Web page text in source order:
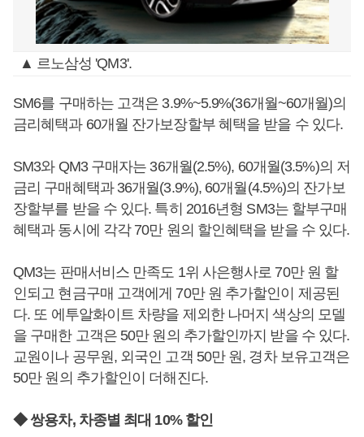
▲ 르노삼성 'QM3'.
SM6를 구매하는 고객은 3.9%~5.9%(36개월~60개월)의
금리혜택과 60개월 잔가보장할부 혜택을 받을 수 있다.
SM3와 QM3 구매자는 36개월(2.5%), 60개월(3.5%)의 저
금리 구매혜택과 36개월(3.9%), 60개월(4.5%)의 잔가보
장할부를 받을 수 있다. 특히 2016년형 SM3는 할부구매
혜택과 동시에 각각 70만 원의 할인혜택을 받을 수 있다.
QM3는 판매서비스 만족도 1위 사은행사로 70만 원 할
인되고 현금구매 고객에게 70만 원 추가할인이 제공된
다. 또 에투알화이트 차량을 제외한 나머지 색상의 모델
을 구매한 고객은 50만 원의 추가할인까지 받을 수 있다.
교원이나 공무원, 외국인 고객 50만 원, 경차 보유고객은
50만 원의 추가할인이 더해진다.
◆ 쌍용차, 차종별 최대 10% 할인